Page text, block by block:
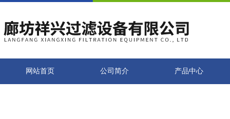
网站首页 公司简介 产品中心